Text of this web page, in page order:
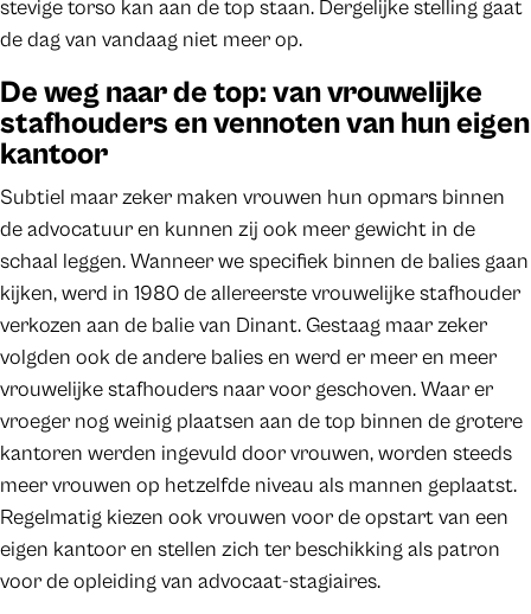
stevige torso kan aan de top staan. Dergelijke stelling gaat
de dag van vandaag niet meer op.
De weg naar de top: van vrouwelijke
stafhouders en vennoten van hun eigen
kantoor
Subtiel maar zeker maken vrouwen hun opmars binnen
de advocatuur en kunnen zij ook meer gewicht in de
schaal leggen. Wanneer we specifiek binnen de balies gaan
kijken, werd in 1980 de allereerste vrouwelijke stafhouder
verkozen aan de balie van Dinant. Gestaag maar zeker
volgden ook de andere balies en werd er meer en meer
vrouwelijke stafhouders naar voor geschoven. Waar er
vroeger nog weinig plaatsen aan de top binnen de grotere
kantoren werden ingevuld door vrouwen, worden steeds
meer vrouwen op hetzelfde niveau als mannen geplaatst.
Regelmatig kiezen ook vrouwen voor de opstart van een
eigen kantoor en stellen zich ter beschikking als patron
voor de opleiding van advocaat-stagiaires.